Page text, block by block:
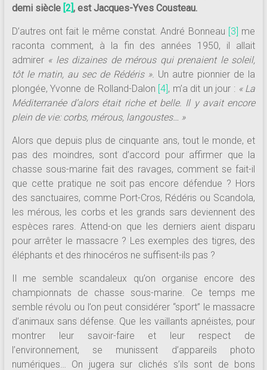
demi siècle [2], est Jacques-Yves Cousteau.
D’autres ont fait le même constat. André Bonneau [3] me
raconta comment, à la fin des années 1950, il allait
admirer « les dizaines de mérous qui prenaient le soleil,
tôt le matin, au sec de Rédéris ». Un autre pionnier de la
plongée, Yvonne de Rolland-Dalon [4], m’a dit un jour : « La
Méditerranée d’alors était riche et belle. Il y avait encore
plein de vie: corbs, mérous, langoustes… »
Alors que depuis plus de cinquante ans, tout le monde, et
pas des moindres, sont d’accord pour affirmer que la
chasse sous-marine fait des ravages, comment se fait-il
que cette pratique ne soit pas encore défendue ? Hors
des sanctuaires, comme Port-Cros, Rédéris ou Scandola,
les mérous, les corbs et les grands sars deviennent des
espèces rares. Attend-on que les derniers aient disparu
pour arrêter le massacre ? Les exemples des tigres, des
éléphants et des rhinocéros ne suffisent-ils pas ?
Il me semble scandaleux qu’on organise encore des
championnats de chasse sous-marine. Ce temps me
semble révolu ou l’on peut considérer “sport” le massacre
d’animaux sans défense. Que les vaillants apnéistes, pour
montrer leur savoir-faire et leur respect de
l’environnement, se munissent d’appareils photo
numériques… On jugera sur clichés s’ils sont de bons